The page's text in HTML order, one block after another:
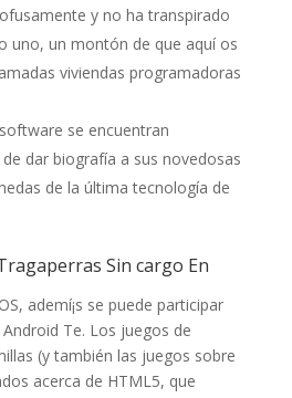
y no ha transpirado
uno, un montón de que aquí os
viviendas programadoras
se encuentran
dar biografía a sus novedosas
de la última tecnología de
Sin cargo En
ademí¡s se puede participar
Te. Los juegos de
(y también las juegos sobre
acerca de HTML5, que